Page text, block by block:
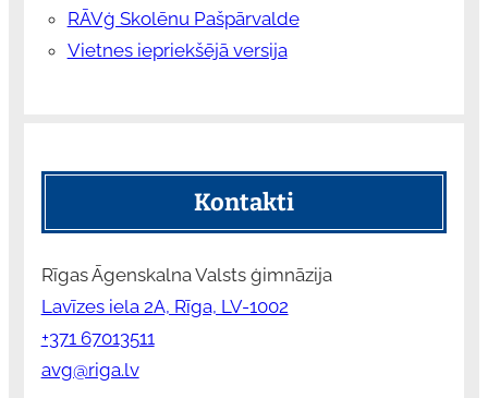
RĀVģ Skolēnu Pašpārvalde
Vietnes iepriekšējā versija
Kontakti
Rīgas Āgenskalna Valsts ģimnāzija
Lavīzes iela 2A, Rīga, LV-1002
+371 67013511
avg@riga.lv